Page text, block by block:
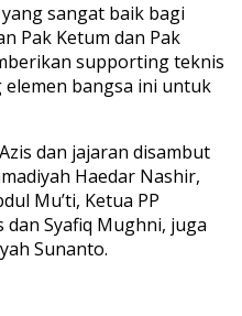
sangat baik bagi
Pak Ketum dan Pak
supporting teknis
bangsa ini untuk
dan jajaran disambut
Haedar Nashir,
Mu’ti, Ketua PP
dan Syafiq Mughni, juga
Sunanto.